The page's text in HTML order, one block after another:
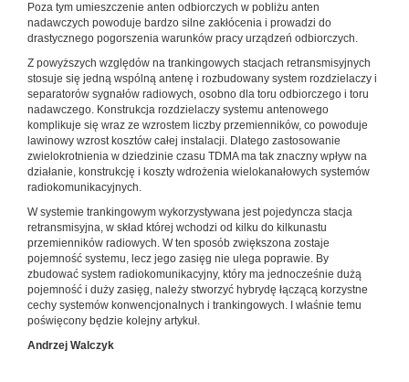
Poza tym umieszczenie anten odbiorczych w pobliżu anten
nadawczych powoduje bardzo silne zakłócenia i prowadzi do
drastycznego pogorszenia warunków pracy urządzeń odbiorczych.
Z powyższych względów na trankingowych stacjach retransmisyjnych
stosuje się jedną wspólną antenę i rozbudowany system rozdzielaczy i
separatorów sygnałów radiowych, osobno dla toru odbiorczego i toru
nadawczego. Konstrukcja rozdzielaczy systemu antenowego
komplikuje się wraz ze wzrostem liczby przemienników, co powoduje
lawinowy wzrost kosztów całej instalacji. Dlatego zastosowanie
zwielokrotnienia w dziedzinie czasu TDMA ma tak znaczny wpływ na
działanie, konstrukcję i koszty wdrożenia wielokanałowych systemów
radiokomunikacyjnych.
W systemie trankingowym wykorzystywana jest pojedyncza stacja
retransmisyjna, w skład której wchodzi od kilku do kilkunastu
przemienników radiowych. W ten sposób zwiększona zostaje
pojemność systemu, lecz jego zasięg nie ulega poprawie. By
zbudować system radiokomunikacyjny, który ma jednocześnie dużą
pojemność i duży zasięg, należy stworzyć hybrydę łączącą korzystne
cechy systemów konwencjonalnych i trankingowych. I właśnie temu
poświęcony będzie kolejny artykuł.
Andrzej Walczyk